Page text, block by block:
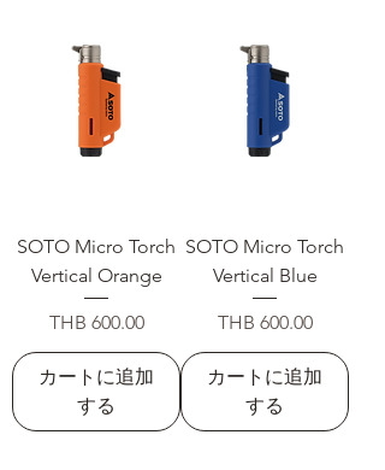
SOTO Micro Torch
Vertical Orange
価格
THB 600.00
カートに追加
する
SOTO Micro Torch
Vertical Blue
価格
THB 600.00
カートに追加
する